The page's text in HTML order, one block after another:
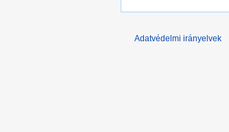
Adatvédelmi irányelvek